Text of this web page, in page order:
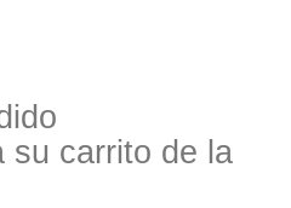
su carrito de la